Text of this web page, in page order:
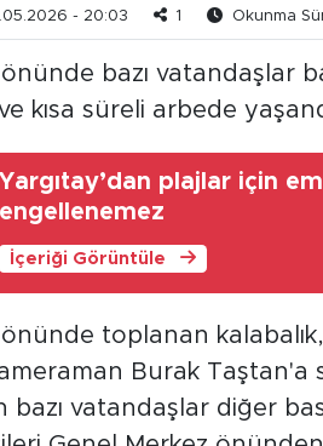
- 20:03 1 Okunma
bazı vatandaşlar
kısa süreli arbede
Yargıtay’dan plajlar için
engellenemez
İçeriği Görüntüle
toplanan
Burak Taştan'a
bazı vatandaşlar diğer